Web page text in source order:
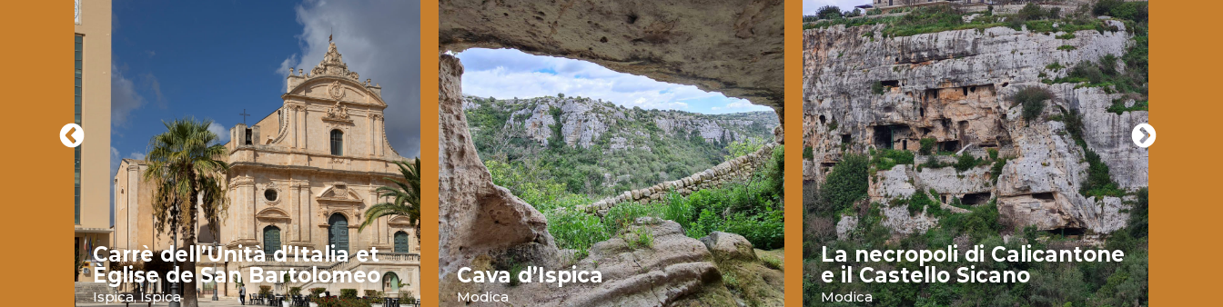
Carrè dell’Unità d’Italia et
Èglise de San Bartolomeo
Ispica,Ispica
Cava d’Ispica
Modica
La necropoli di Calicantone
e il Castello Sicano
Modica